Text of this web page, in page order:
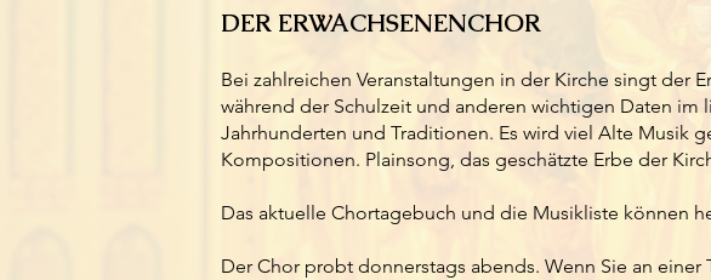
DER ERWACHSENENCHOR
Bei zahlreichen Veranstaltungen in der Kirche singt der
während der Schulzeit und anderen wichtigen Daten im
Jahrhunderten und Traditionen. Es wird viel Alte Musik
Kompositionen. Plainsong, das geschätzte Erbe der
Das aktuelle Chortagebuch und die Musikliste können
Der Chor probt donnerstags abends. Wenn Sie an